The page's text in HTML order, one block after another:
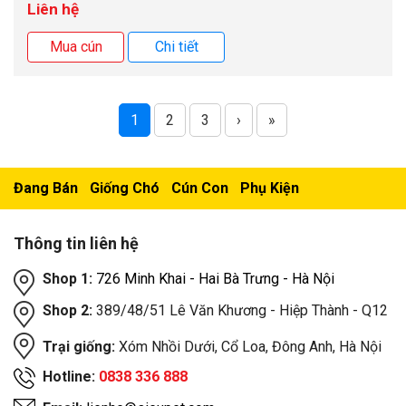
Liên hệ
Mua cún Chi tiết
1 2 3 › »
Đang Bán Giống Chó Cún Con Phụ Kiện
Thông tin liên hệ
Shop 1: 726 Minh Khai - Hai Bà Trưng - Hà Nội
Shop 2: 389/48/51 Lê Văn Khương - Hiệp Thành - Q12
Trại giống: Xóm Nhồi Dưới, Cổ Loa, Đông Anh, Hà Nội
Hotline: 0838 336 888